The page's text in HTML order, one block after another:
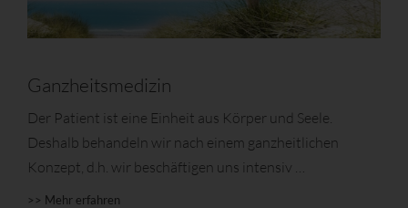
Ganzheitsmedizin
Der Patient ist eine Einheit aus Körper und Seele.
Deshalb behandeln wir nach einem ganzheitlichen
Konzept, d.h. wir beschäftigen uns intensiv …
>> Mehr erfahren